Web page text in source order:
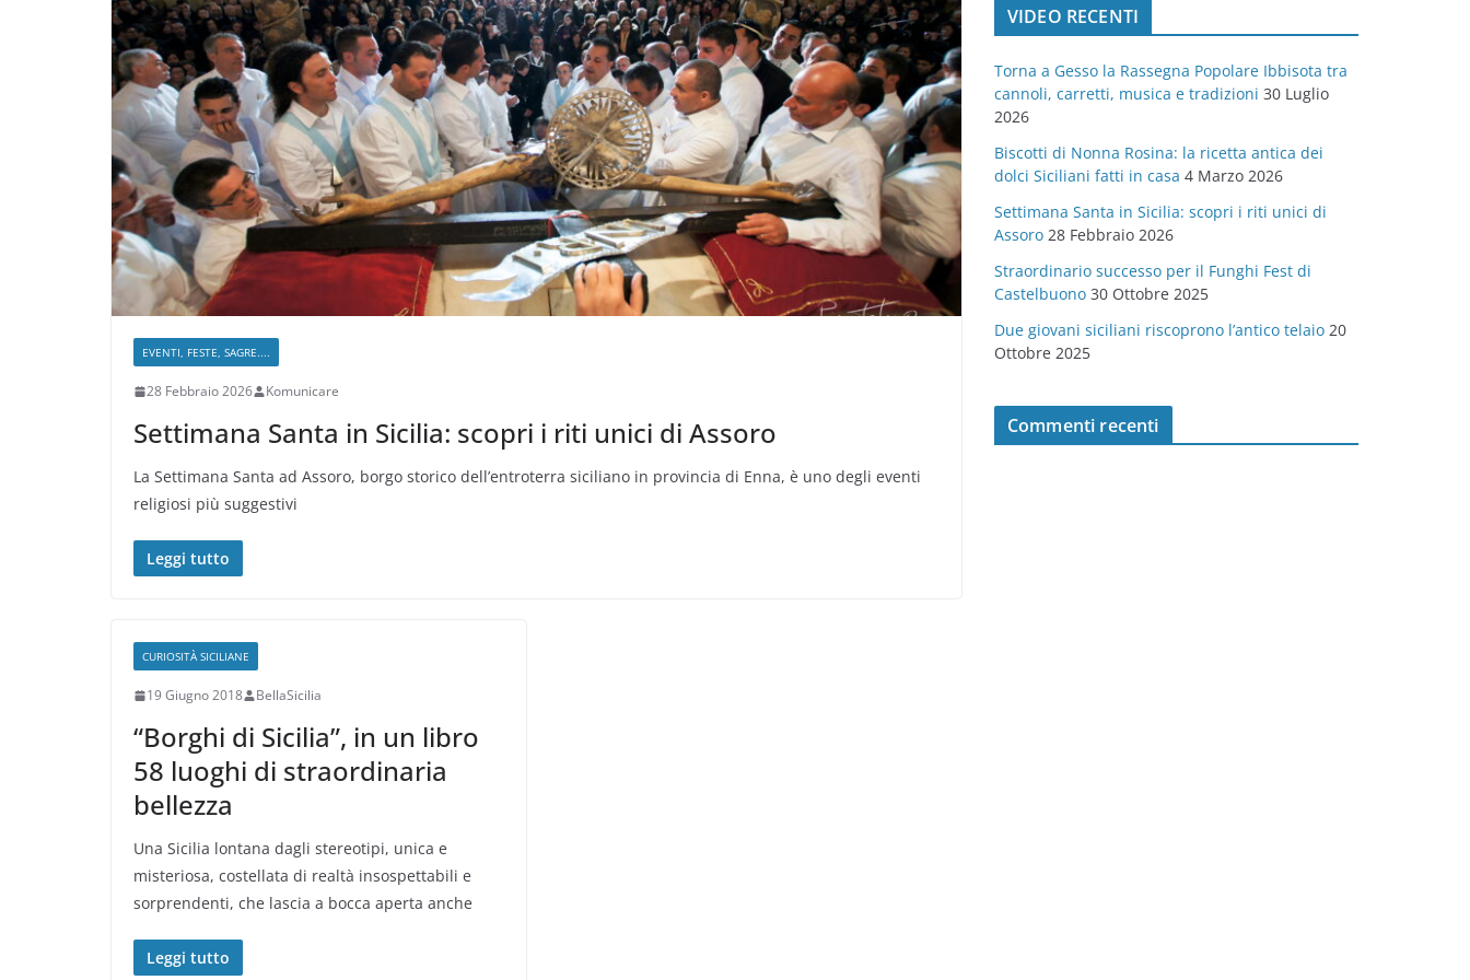
EVENTI, FESTE, SAGRE....
28 Febbraio 2026 Komunicare
Settimana Santa in Sicilia: scopri i riti unici di Assoro
La Settimana Santa ad Assoro, borgo storico dell’entroterra siciliano in provincia di Enna, è uno degli eventi
religiosi più suggestivi
Leggi tutto
CURIOSITÀ SICILIANE
19 Giugno 2018 BellaSicilia
“Borghi di Sicilia”, in un libro
58 luoghi di straordinaria
bellezza
Una Sicilia lontana dagli stereotipi, unica e
misteriosa, costellata di realtà insospettabili e
sorprendenti, che lascia a bocca aperta anche
Leggi tutto
o
r
e
VIDEO RECENTI
Torna a Gesso la Rassegna Popolare Ibbisota tra
cannoli, carretti, musica e tradizioni 30 Luglio
2026
Biscotti di Nonna Rosina: la ricetta antica dei
dolci Siciliani fatti in casa 4 Marzo 2026
Settimana Santa in Sicilia: scopri i riti unici di
Assoro 28 Febbraio 2026
Straordinario successo per il Funghi Fest di
Castelbuono 30 Ottobre 2025
Due giovani siciliani riscoprono l’antico telaio 20
Ottobre 2025
Commenti recenti